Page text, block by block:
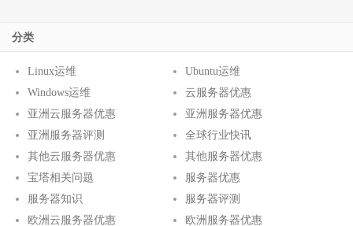
分类
Linux运维
Ubuntu运维
Windows运维
云服务器优惠
亚洲云服务器优惠
亚洲服务器优惠
亚洲服务器评测
全球行业快讯
其他云服务器优惠
其他服务器优惠
宝塔相关问题
服务器优惠
服务器知识
服务器评测
欧洲云服务器优惠
欧洲服务器优惠